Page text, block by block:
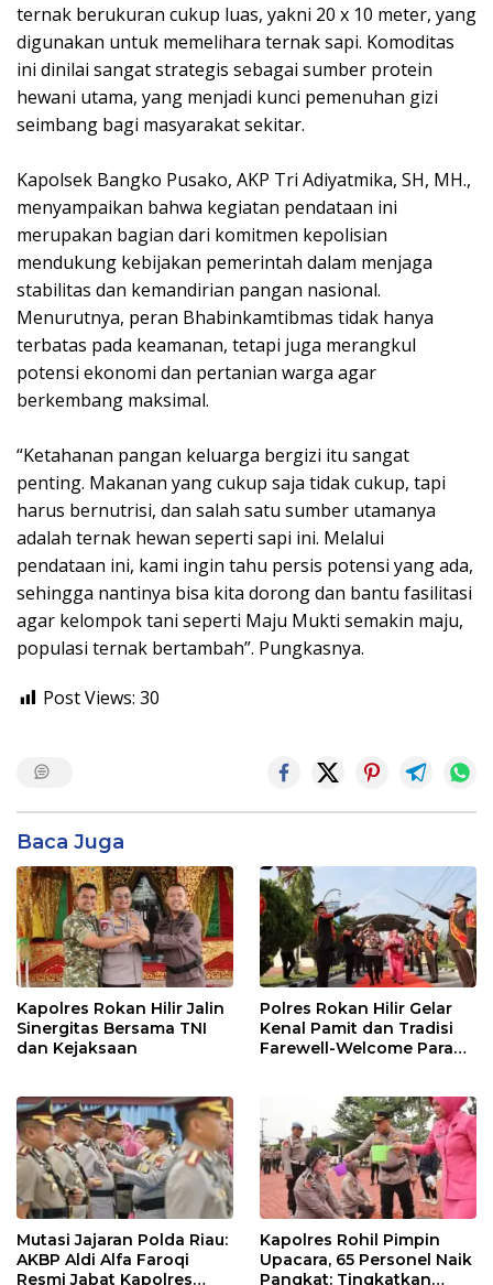
ternak berukuran cukup luas, yakni 20 x 10 meter, yang
digunakan untuk memelihara ternak sapi. Komoditas
ini dinilai sangat strategis sebagai sumber protein
hewani utama, yang menjadi kunci pemenuhan gizi
seimbang bagi masyarakat sekitar.
Kapolsek Bangko Pusako, AKP Tri Adiyatmika, SH, MH.,
menyampaikan bahwa kegiatan pendataan ini
merupakan bagian dari komitmen kepolisian
mendukung kebijakan pemerintah dalam menjaga
stabilitas dan kemandirian pangan nasional.
Menurutnya, peran Bhabinkamtibmas tidak hanya
terbatas pada keamanan, tetapi juga merangkul
potensi ekonomi dan pertanian warga agar
berkembang maksimal.
“Ketahanan pangan keluarga bergizi itu sangat
penting. Makanan yang cukup saja tidak cukup, tapi
harus bernutrisi, dan salah satu sumber utamanya
adalah ternak hewan seperti sapi ini. Melalui
pendataan ini, kami ingin tahu persis potensi yang ada,
sehingga nantinya bisa kita dorong dan bantu fasilitasi
agar kelompok tani seperti Maju Mukti semakin maju,
populasi ternak bertambah”. Pungkasnya.
Post Views: 30
Baca Juga
Kapolres Rokan Hilir Jalin
Sinergitas Bersama TNI
dan Kejaksaan
Polres Rokan Hilir Gelar
Kenal Pamit dan Tradisi
Farewell-Welcome Parade
Mutasi Jajaran Polda Riau:
AKBP Aldi Alfa Faroqi
Resmi Jabat Kapolres
Kapolres Rohil Pimpin
Upacara, 65 Personel Naik
Pangkat: Tingkatkan